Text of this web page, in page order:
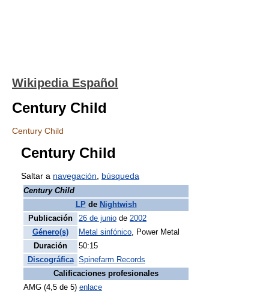
Wikipedia Español
Century Child
Century Child
Century Child
Saltar a navegación búsqueda
Century Child
LPde Nightwish
Publicación
26 de junio de 2002
Género(s)
Metal sinfónico, Power Metal
Duración
50:15
Discográfica
Spinefarm Records
Calificaciones profesionales
AMG (4,5 de 5) enlace